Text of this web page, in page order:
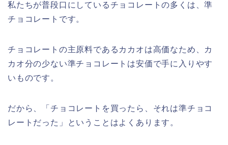
私たちが普段口にしているチョコレートの多くは、準
チョコレートです。
チョコレートの主原料であるカカオは高価なため、カ
カオ分の少ない準チョコレートは安価で手に入りやす
いものです。
だから、「チョコレートを買ったら、それは準チョコ
レートだった」ということはよくあります。